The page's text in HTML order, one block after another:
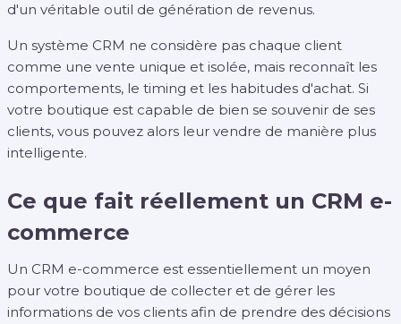
d'un véritable outil de génération de revenus.
Un système CRM ne considère pas chaque client
comme une vente unique et isolée, mais reconnaît les
comportements, le timing et les habitudes d'achat. Si
votre boutique est capable de bien se souvenir de ses
clients, vous pouvez alors leur vendre de manière plus
intelligente.
Ce que fait réellement un CRM e-
commerce
Un CRM e-commerce est essentiellement un moyen
pour votre boutique de collecter et de gérer les
informations de vos clients afin de prendre des décisions